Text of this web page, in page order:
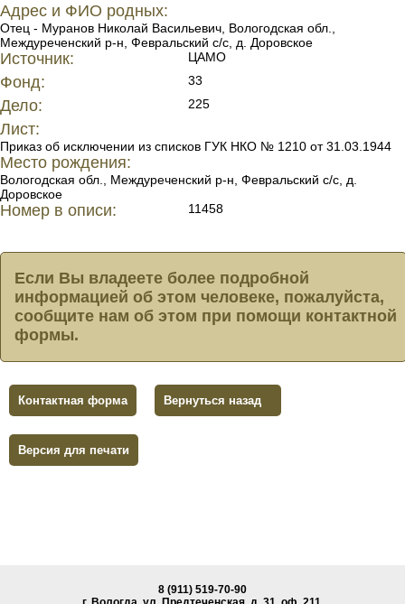
Адрес и ФИО родных:
Отец - Муранов Николай Васильевич, Вологодская обл.,
Междуреченский р-н, Февральский с/с, д. Доровское
Источник: ЦАМО
Фонд: 33
Дело: 225
Лист:
Приказ об исключении из списков ГУК НКО № 1210 от 31.03.1944
Место рождения:
Вологодская обл., Междуреченский р-н, Февральский с/с, д.
Доровское
Номер в описи: 11458
Если Вы владеете более подробной
информацией об этом человеке, пожалуйста,
сообщите нам об этом при помощи контактной
формы.
Контактная форма Вернуться назад
Версия для печати
8 (911) 519-70-90